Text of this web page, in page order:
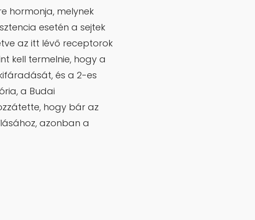
hormonja, melynek
esetén a sejtek
az itt lévő receptorok
kell termelnie, hogy a
és a 2-es
a Budai
hogy bár az
azonban a